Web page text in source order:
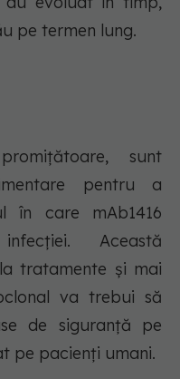
pe termen lung.
sunt
pentru a
în care mAb1416
Această
tratamente și mai
va trebui să
de siguranță pe
pe pacienți umani.